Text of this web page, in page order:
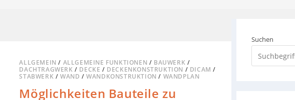
ALLGEMEIN / ALLGEMEINE FUNKTIONEN / BAUWERK /
DACHTRAGWERK / DECKE / DECKENKONSTRUKTION / DICAM /
STABWERK /WAND /WANDKONSTRUKTION / WANDPLAN
Möglichkeiten Bauteile zu
Suchen